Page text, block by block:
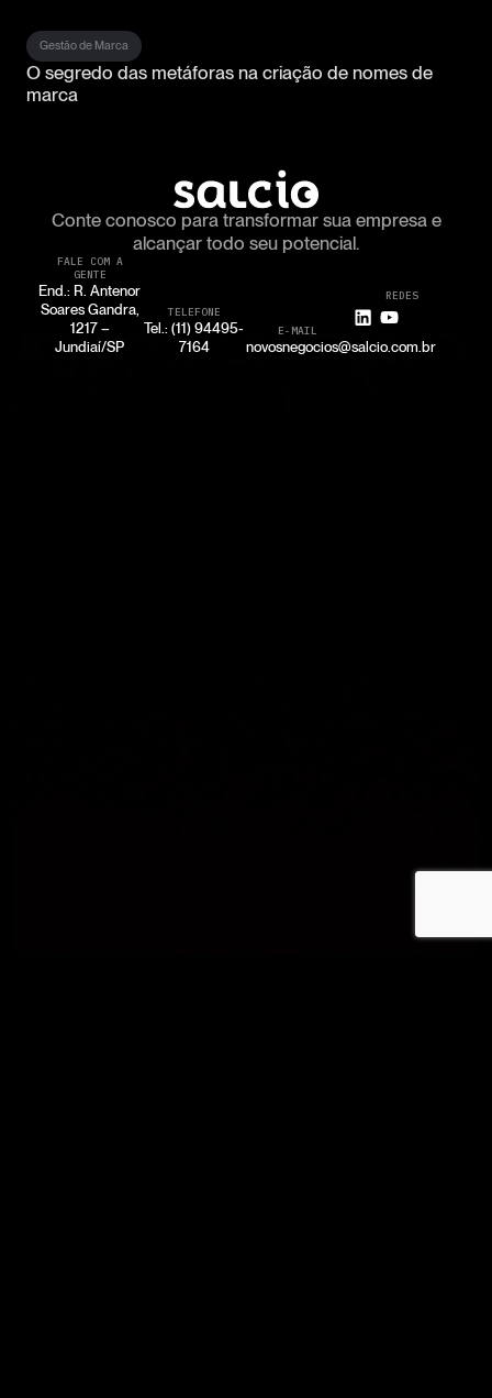
Gestão de Marca
O segredo das metáforas na criação de nomes de
marca
Conte conosco para transformar sua empresa e
alcançar todo seu potencial.
FALE COM A
GENTE
End.: R. Antenor
Soares Gandra,
1217 –
Jundiaí/SP
TELEFONE
Tel.: (11) 94495-
7164
E-MAIL
novosnegocios@salcio.com.br
REDES